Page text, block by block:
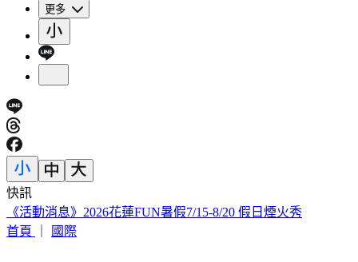
更多
快訊
續任3天赴美遴選 清大校長高為元首發聲致歉
首頁
國際